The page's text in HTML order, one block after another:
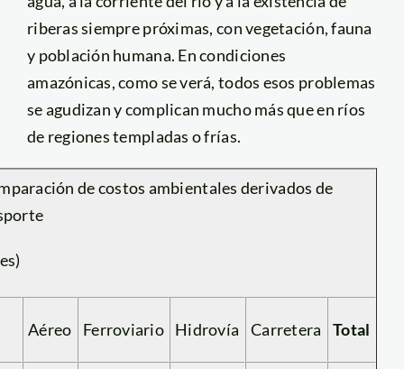
riberas siempre próximas, con vegetación, fauna
y población humana. En condiciones
amazónicas, como se verá, todos esos problemas
se agudizan y complican mucho más que en ríos
de regiones templadas o frías.
de costos ambientales derivados de
Aéreo Ferroviario Hidrovía Carretera Total